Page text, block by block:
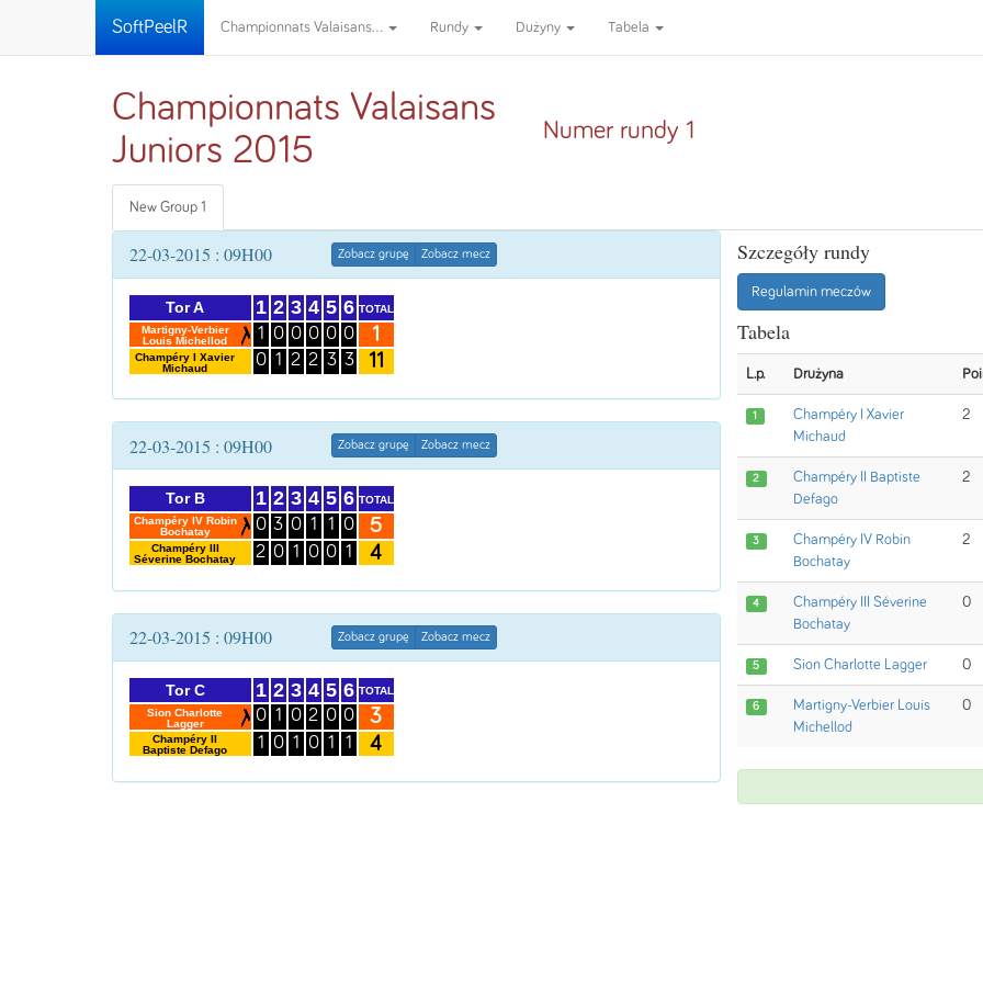
SoftPeelR Championnats Valaisans... Rundy Dużyny Tabela
Championnats Valaisans
Juniors 2015
Numer rundy 1
New Group 1
22-03-2015 : 09H00 Zobacz grupę Zobacz mecz
Tor A
Martigny-Verbier
Louis Michellod
Champéry I Xavier
Michaud
1
1
0
2
0
1
3
0
2
4
0
2
5
0
3
6
0
3
TOTAL
1
11
22-03-2015 : 09H00 Zobacz grupę Zobacz mecz
Tor B
Champéry IV Robin
Bochatay
Champéry III
Séverine Bochatay
1
0
2
2
3
0
3
0
1
4
1
0
5
1
0
6
0
1
TOTAL
5
4
22-03-2015 : 09H00 Zobacz grupę Zobacz mecz
Tor C
Sion Charlotte
Lagger
Champéry II
Baptiste Defago
1
0
1
2
1
0
3
0
1
4
2
0
5
0
1
6
0
1
TOTAL
3
4
Szczegóły rundy
Regulamin meczów
Tabela
L.p. Drużyna
1
Champéry I Xavier
Michaud
2
2
Champéry II Baptiste
Defago
2
3
Champéry IV Robin
Bochatay
2
4
Champéry III Séverine
Bochatay
0
5 Sion Charlotte Lagger 0
6
Martigny-Verbier Louis
Michellod
0